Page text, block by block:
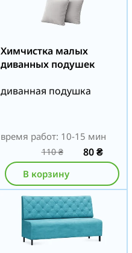
Химчистка малых
диванных подушек
диванная подушка
время работ: 10-15 мин
110₴ 80₴
В корзину